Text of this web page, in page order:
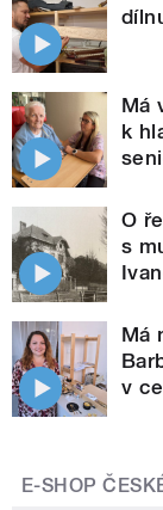
Má
k
O
s
Má
v
E-SHOP